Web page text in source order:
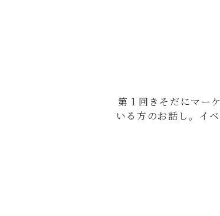
第１回きそだにマー
いる方のお話し。イ